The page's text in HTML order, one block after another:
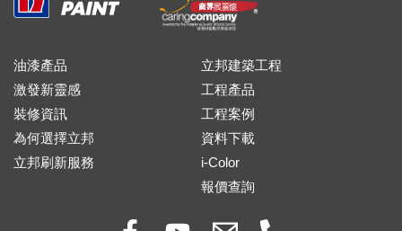
油漆產品
激發新靈感
裝修資訊
為何選擇立邦
立邦刷新服務
立邦建築工程
工程產品
工程案例
資料下載
i-Color
報價查詢